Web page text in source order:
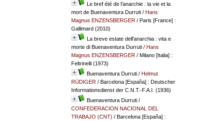
Le bref été de l'anarchie : la vie et la
mort de Buenaventura Durruti/ Hans
Magnus ENZENSBERGER/ Paris [France] :
Gallimard (2010)
La breve estate dell'anarchia : vita e
morte di Buenaventura Durruti/ Hans
Magnus ENZENSBERGER/ Milano [Italia] :
Feltrinelli (1973)
Buenaventura Durruti/ Helmut
RÜDIGER/ Barcelona [España] : Deutscher
Informationsdienst der C.N.T.-F.A.I. (1936)
Buenaventura Durruti/
CONFEDERACION NACIONAL DEL
TRABAJO (CNT) / Barcelona [España] :